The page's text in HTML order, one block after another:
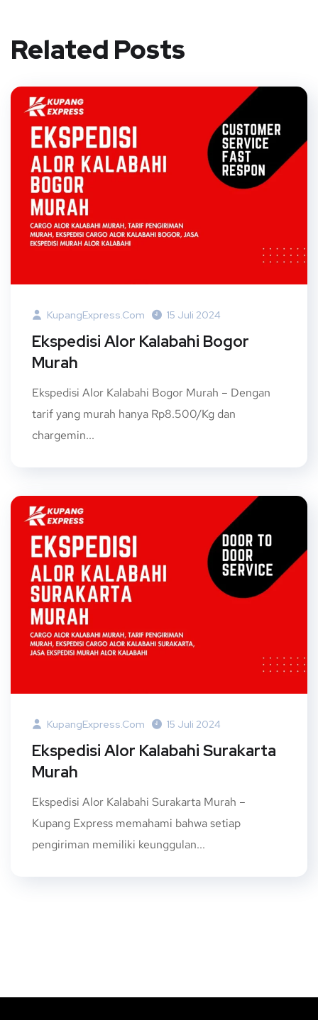
Related Posts
KupangExpress.com 15 Juli 2024
Ekspedisi Alor Kalabahi Bogor
Murah
Ekspedisi Alor Kalabahi Bogor Murah – Dengan
tarif yang murah hanya Rp8.500/Kg dan
chargemin...
KupangExpress.com 15 Juli 2024
Ekspedisi Alor Kalabahi Surakarta
Murah
Ekspedisi Alor Kalabahi Surakarta Murah –
Kupang Express memahami bahwa setiap
pengiriman memiliki keunggulan...